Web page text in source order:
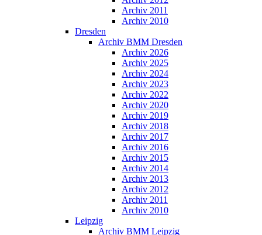
Archiv 2011
Archiv 2010
Dresden
Archiv BMM Dresden
Archiv 2026
Archiv 2025
Archiv 2024
Archiv 2023
Archiv 2022
Archiv 2020
Archiv 2019
Archiv 2018
Archiv 2017
Archiv 2016
Archiv 2015
Archiv 2014
Archiv 2013
Archiv 2012
Archiv 2011
Archiv 2010
Leipzig
Archiv BMM Leipzig